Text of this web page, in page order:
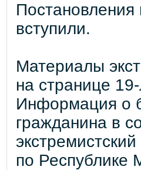
вступили.
Материалы
на странице
Информация о
гражданина в
по Республике